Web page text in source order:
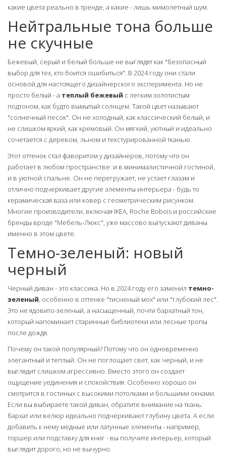
какие цвета реально в тренде, а какие - лишь мимолетный шум.
Нейтральные тона больше
не скучные
Бежевый, серый и белый больше не выглядят как "безопасный
выбор для тех, кто боится ошибиться". В 2024 году они стали
основой для настоящего дизайнерского эксперимента. Но не
просто белый - а теплый бежевый с легким золотистым
подтоном, как будто вымытый солнцем. Такой цвет называют
"солнечный песок". Он не холодный, как классический белый, и
не слишком яркий, как кремовый. Он мягкий, уютный и идеально
сочетается с деревом, льном и текстурированной тканью.
Этот оттенок стал фаворитом у дизайнеров, потому что он
работает в любом пространстве: и в минималистичной гостиной,
и в уютной спальне. Он не перегружает, не устает глазам и
отлично подчеркивает другие элементы интерьера - будь то
керамическая ваза или ковер с геометрическим рисунком.
Многие производители, включая IKEA, Roche Bobois и российские
бренды вроде "Мебель-Люкс", уже массово выпускают диваны
именно в этом цвете.
Темно-зеленый: новый
черный
Черный диван - это классика. Но в 2024 году его заменил темно-
зеленый, особенно в оттенке "тисненый мох" или "глубокий лес".
Это не ядовито-зеленый, а насыщенный, почти бархатный тон,
который напоминает старинные библиотеки или лесные тропы
после дождя.
Почему он такой популярный? Потому что он одновременно
элегантный и теплый. Он не поглощает свет, как черный, и не
выглядит слишком агрессивно. Вместо этого он создает
ощущение уединения и спокойствия. Особенно хорошо он
смотрится в гостиных с высокими потолками и большими окнами.
Если вы выбираете такой диван, обратите внимание на ткань:
бархат или велюр идеально подчеркивают глубину цвета. А если
добавить к нему медные или латунные элементы - например,
торшер или подставку для книг - вы получите интерьер, который
выглядит дорого, но не вычурно.